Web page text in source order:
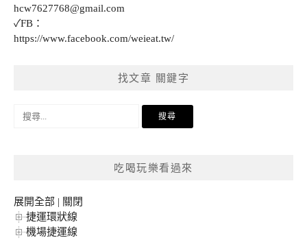
hcw7627768@gmail.com
✓FB：
https://www.facebook.com/weieat.tw/
找文章 關鍵字
搜
吃喝玩樂看過來
展開全部 | 關閉
捷運環狀線
機場捷運線